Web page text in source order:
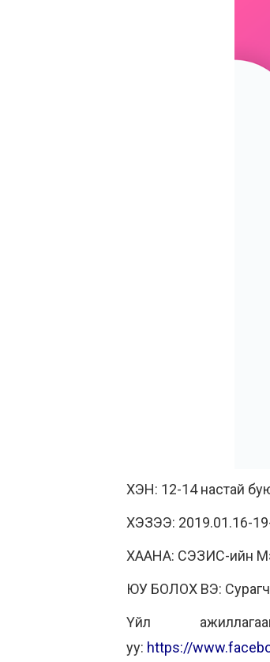
ХЭН: 12-14 настай
ХЭЗЭЭ: 2019.01.16-
ХААНА: СЭЗИС-ийн
ЮУ БОЛОХ ВЭ:
Үйл
уу: https://